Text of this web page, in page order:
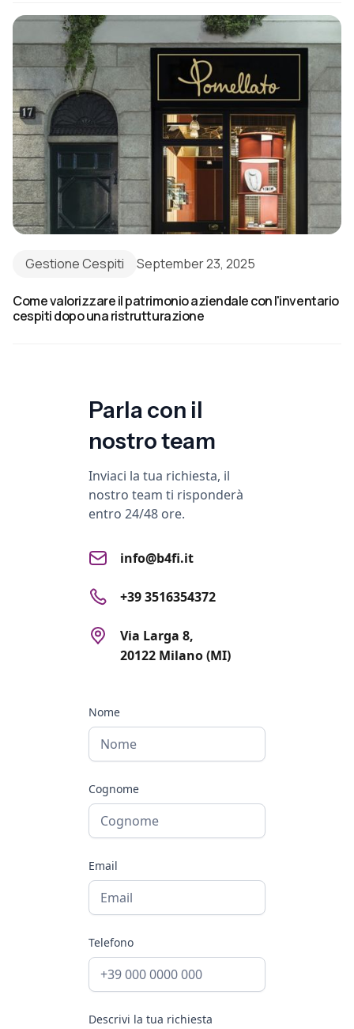
Gestione Cespiti September 23, 2025
Come valorizzare il patrimonio aziendale con l'inventario
cespiti dopo una ristrutturazione
Parla con il
nostro team
Inviaci la tua richiesta, il
nostro team ti risponderà
entro 24/48 ore.
info@b4fi.it
+39 3516354372
Via Larga 8,
20122 Milano (MI)
Nome
Cognome
Email
Telefono
Descrivi la tua richiesta